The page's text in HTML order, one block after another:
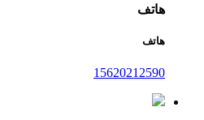
هاتف
هاتف
15620212590